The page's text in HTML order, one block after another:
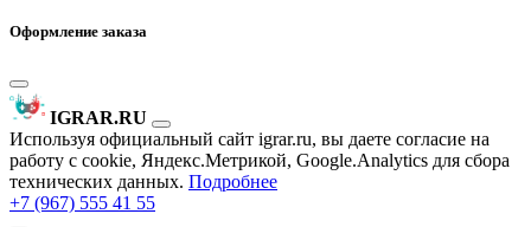
Оформление заказа
IGRAR.RU
Используя официальный сайт igrar.ru, вы даете согласие на
работу с cookie, Яндекс.Метрикой, Google.Analytics для сбора
технических данных. Подробнее
+7 (967) 555 41 55